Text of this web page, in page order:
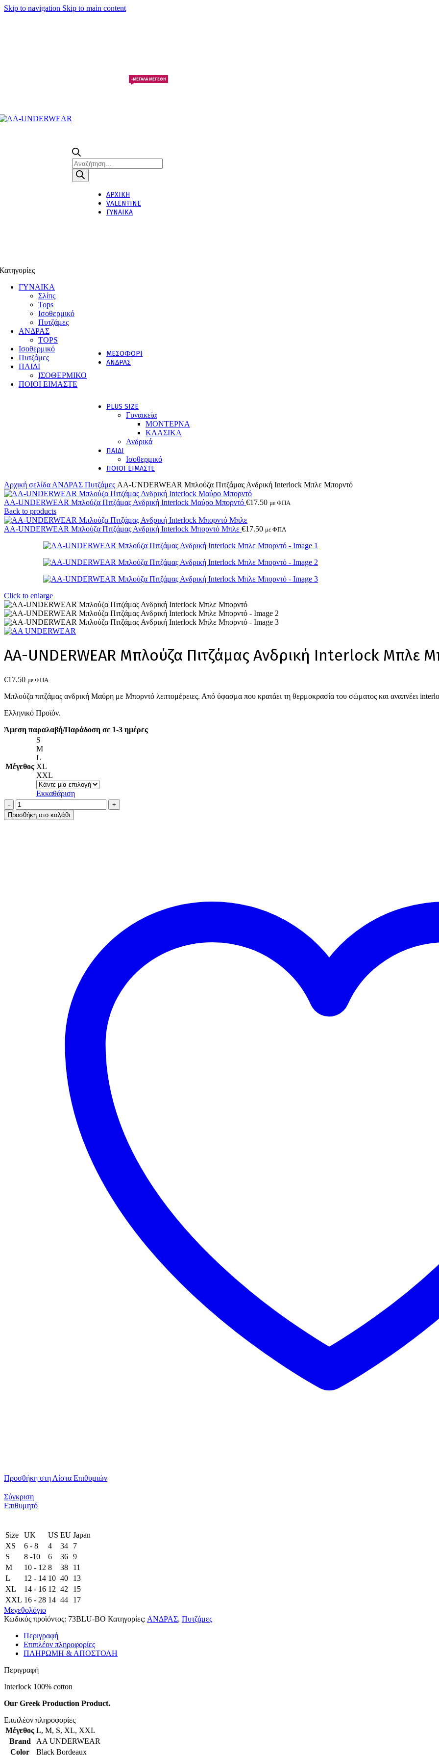
Skip to navigation Skip to main content
Products
search
ΓΥΝΑΙΚΑ
Σλίπς
Tops
Ισοθερμικό
Πυτζάμες
ΑΝΔΡΑΣ
TOPS
Ισοθερμικό
Πυτζάμες
ΠΑΙΔΙ
ΙΣΟΘΕΡΜΙΚΟ
ΠΟΙΟΙ ΕΙΜΑΣΤΕ
ΑΡΧΙΚΗ
VALENTINE
ΓΥΝΑΙΚΑ
ΜΕΣΟΦΟΡΙ
ΑΝΔΡΑΣ
PLUS SIZE
-ΜΕΓΑΛΑ ΜΕΓΕΘΗ
Γυναικεία
ΜΟΝΤΕΡΝΑ
ΚΛΑΣΙΚΑ
Ανδρικά
ΠΑΙΔΙ
Ισοθερμικό
ΠΟΙΟΙ ΕΙΜΑΣΤΕ
Αρχική σελίδα ΑΝΔΡΑΣ Πυτζάμες AA-UNDERWEAR Μπλούζα Πιτζάμας Ανδρική Interlock Μπλε Μπορντό
AA-UNDERWEAR Μπλούζα Πιτζάμας Ανδρική Interlock Μαύρο Μπορντό €17.50 με ΦΠΑ
Back to products
AA-UNDERWEAR Μπλούζα Πιτζάμας Ανδρική Interlock Μπορντό Μπλε €17.50 με ΦΠΑ
Click to enlarge
AA-UNDERWEAR Μπλούζα Πιτζάμας Ανδρική Interlock Μπλε
€17.50 με ΦΠΑ
Μπλούζα πιτζάμας ανδρική Μαύρη με Μπορντό λεπτομέρειες. Από ύφασμα που κρατάει τη θερμοκρασία του σώματος και αναπνέει
Ελληνικό Προϊόν.
Άμεση παραλαβή/Παράδοση σε 1-3 ημέρες
Μέγεθος
S
M
L
XL
XXL
Εκκαθάριση
AA-
UNDERWEAR
Μπλούζα
Προσθήκη στο καλάθι
Προσθήκη στη Λίστα Επιθυμιών
Σύγκριση
Επιθυμητό
Size UK US EU Japan
XS
6 - 8 4 34
7
S
8 -10 6 36 9
M
10 - 12 8 38
11
L
12 - 14 10 40
13
XL
14 - 16 12 42
15
XXL 16 - 28 14 44
17
Μεγεθολόγιο
Κωδικός προϊόντος: 73BLU-BO Κατηγορίες: ΑΝΔΡΑΣ, Πυτζάμες
Περιγραφή
Επιπλέον πληροφορίες
ΠΛΗΡΩΜΗ & ΑΠΟΣΤΟΛΗ
Περιγραφή
Interlock 100% cotton
Our Greek Production Product.
Επιπλέον πληροφορίες
Μέγεθος L, M, S, XL, XXL
Brand
AA UNDERWEAR
Color
Black Bordeaux